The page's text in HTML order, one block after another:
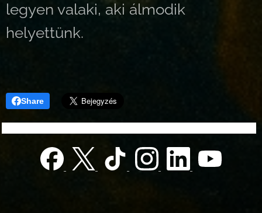
legyen valaki, aki álmodik
helyettünk.
Share